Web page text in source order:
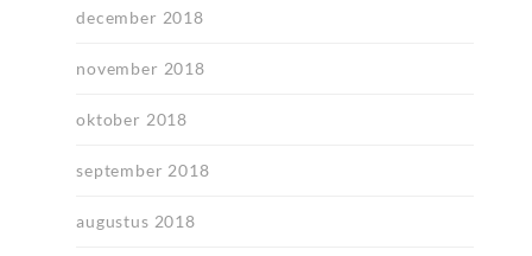
december 2018
november 2018
oktober 2018
september 2018
augustus 2018